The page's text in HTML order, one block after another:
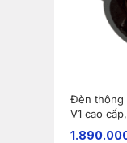
Đèn thông
V1 cao